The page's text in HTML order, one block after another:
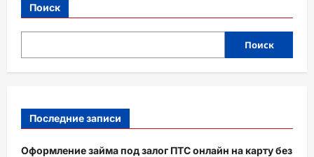
Поиск
Поиск
Последние записи
Оформление займа под залог ПТС онлайн на карту без